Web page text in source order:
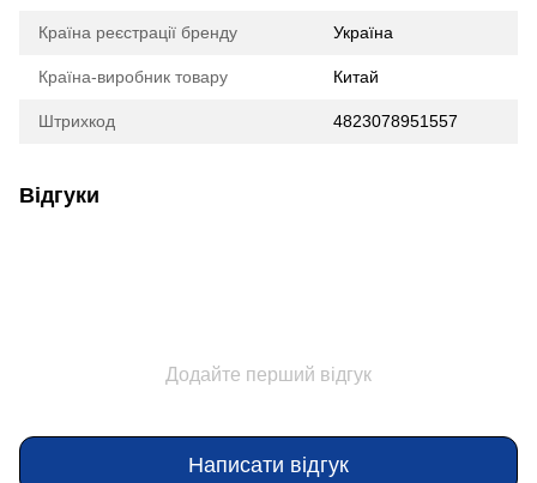
Країна реєстрації бренду Україна
Країна-виробник товару Китай
Штрихкод 4823078951557
Відгуки
Додайте перший відгук
Написати відгук